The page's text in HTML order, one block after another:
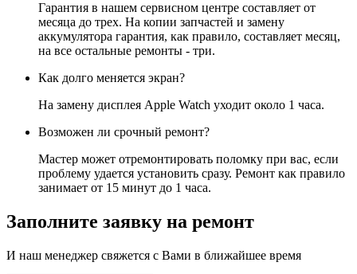
Гарантия в нашем сервисном центре составляет от
месяца до трех. На копии запчастей и замену
аккумулятора гарантия, как правило, составляет месяц,
на все остальные ремонты - три.
Как долго меняется экран?
На замену дисплея Apple Watch уходит около 1 часа.
Возможен ли срочный ремонт?
Мастер может отремонтировать поломку при вас, если
проблему удается установить сразу. Ремонт как правило
занимает от 15 минут до 1 часа.
Заполните заявку на ремонт
И наш менеджер свяжется с Вами в ближайшее время